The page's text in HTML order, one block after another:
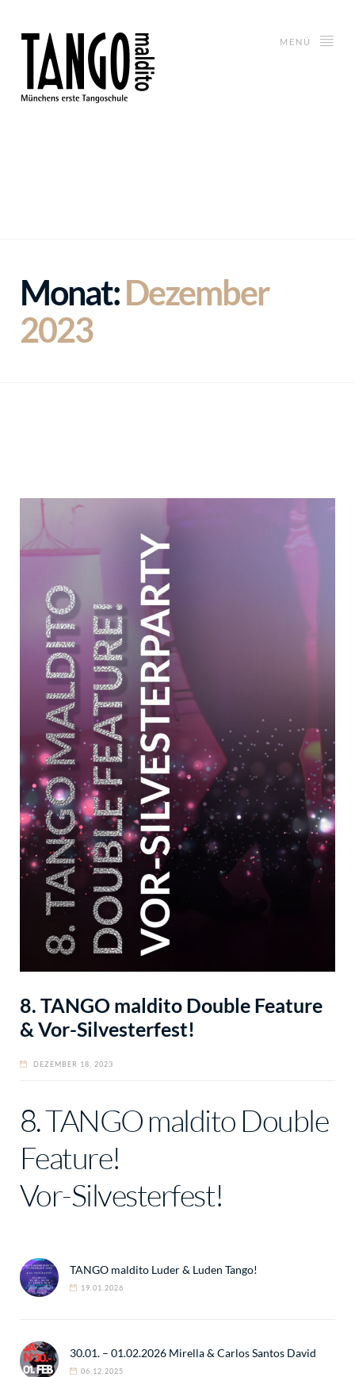
MENÜ
Monat:Dezember
2023
8. TANGO maldito Double Feature
& Vor-Silvesterfest!
DEZEMBER 18, 2023
8. TANGO maldito Double
Feature!
Vor-Silvesterfest!
TANGO maldito Luder & Luden Tango!
19.01.2026
30.01. – 01.02.2026 Mirella & Carlos Santos David
06.12.2025